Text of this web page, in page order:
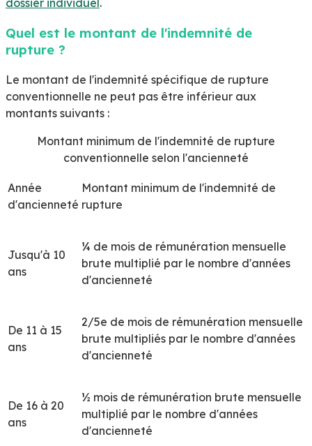
dossier individuel .
Quel est le montant de l'indemnité de
rupture ?
Le montant de l'indemnité spécifique de rupture
conventionnelle ne peut pas être inférieur aux
montants suivants :
Montant minimum de l'indemnité de rupture
conventionnelle selon l'ancienneté
Année
d'ancienneté
Montant minimum de l'indemnité de
rupture
Jusqu'à 10
ans
¼ de mois de rémunération mensuelle
brute multiplié par le nombre d'années
d'ancienneté
De 11 à 15
ans
2/5e de mois de rémunération mensuelle
brute multipliés par le nombre d'années
d'ancienneté
De 16 à 20
ans
½ mois de rémunération brute mensuelle
multiplié par le nombre d'années
d'ancienneté